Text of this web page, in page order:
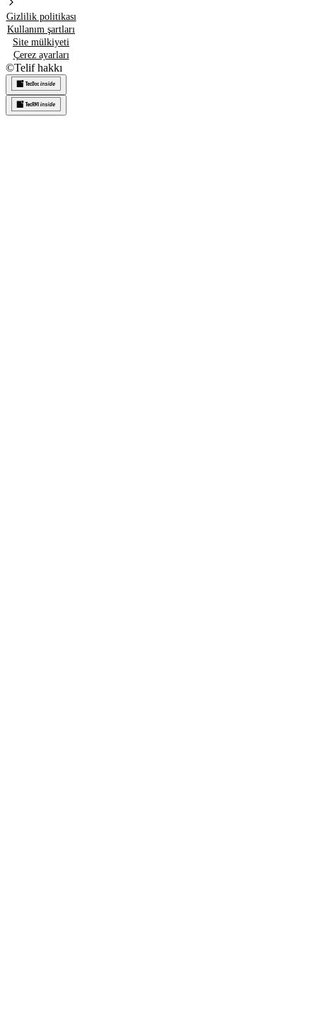
Gizlilik politikası
Kullanım şartları
Site mülkiyeti
Çerez ayarları
©Telif hakkı